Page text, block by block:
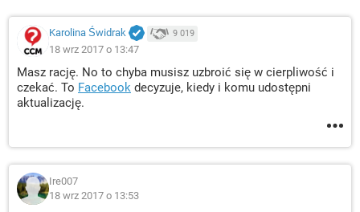
Karolina Świdrak 9 019
18 wrz 2017 o 13:47
Masz rację. No to chyba musisz uzbroić się w cierpliwość i
czekać. To Facebook decyzuje, kiedy i komu udostępni
aktualizację.
Ire007
18 wrz 2017 o 13:53